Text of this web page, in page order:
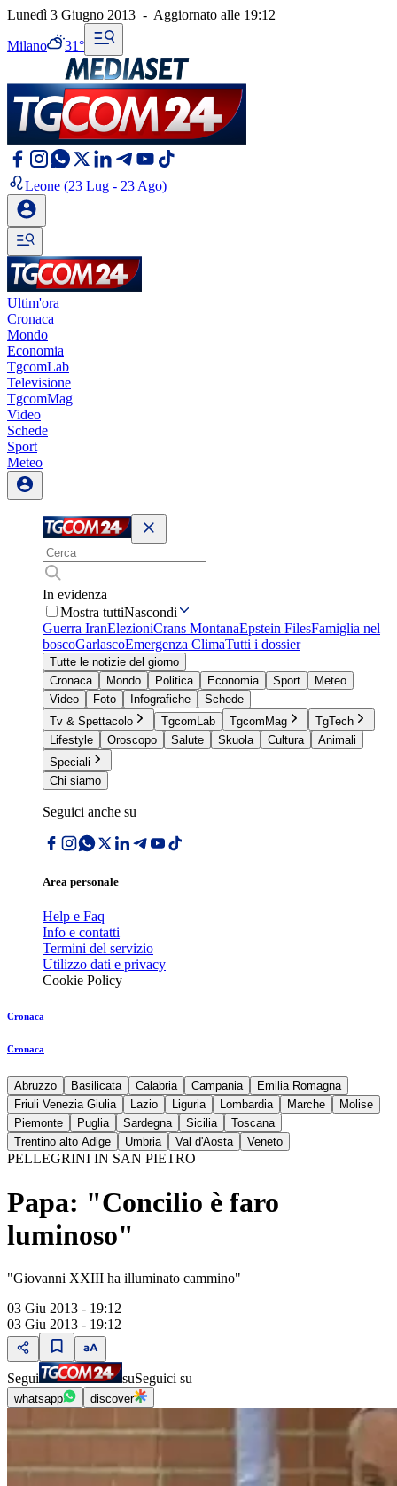
Lunedì 3 Giugno 2013 - Aggiornato alle 19:12
Milano 31°
Leone (23 Lug - 23 Ago)
Ultim'ora
Cronaca
Mondo
Economia
TgcomLab
Televisione
TgcomMag
Video
Schede
Sport
Meteo
In evidenza
Mostra tuttiNascondi
Guerra IranElezioniCrans MontanaEpstein FilesFamiglia nel
boscoGarlascoEmergenza ClimaTutti i dossier
Tutte le notizie del giorno
Cronaca
Mondo Politica Economia Sport
Meteo
Video
Foto Infografiche
Schede
Tv & Spettacolo
TgcomLab TgcomMag
TgTech
Lifestyle
Oroscopo Salute Skuola Cultura
Animali
Speciali
Chi siamo
Seguici anche su
Area personale
Help e Faq
Info e contatti
Termini del servizio
Utilizzo dati e privacy
Cookie Policy
Cronaca
Cronaca
Abruzzo Basilicata Calabria Campania
Emilia Romagna
Friuli Venezia Giulia
Lazio Liguria Lombardia Marche
Molise
Piemonte
Puglia Sardegna Sicilia
Toscana
Trentino alto Adige
Umbria Val d'Aosta Veneto
PELLEGRINI IN SAN PIETRO
Papa: "Concilio è faro
luminoso"
"Giovanni XXIII ha illuminato cammino"
03 Giu 2013 - 19:12
03 Giu 2013 - 19:12
Segui suSeguici su
whatsapp discover